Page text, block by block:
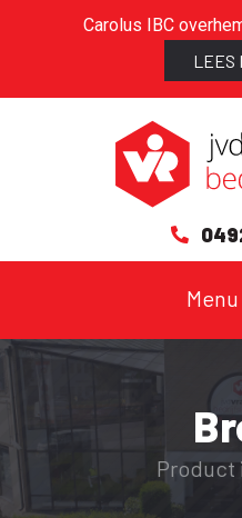
Carolus IBC
LEES
Product